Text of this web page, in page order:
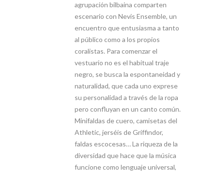
agrupación bilbaina comparten
escenario con Nevis Ensemble, un
encuentro que entusiasma a tanto
al público como a los propios
coralistas. Para comenzar el
vestuario no es el habitual traje
negro, se busca la espontaneidad y
naturalidad, que cada uno exprese
su personalidad a través de la ropa
pero confluyan en un canto común.
Minifaldas de cuero, camisetas del
Athletic, jerséis de Griffindor,
faldas escocesas… La riqueza de la
diversidad que hace que la música
funcione como lenguaje universal,